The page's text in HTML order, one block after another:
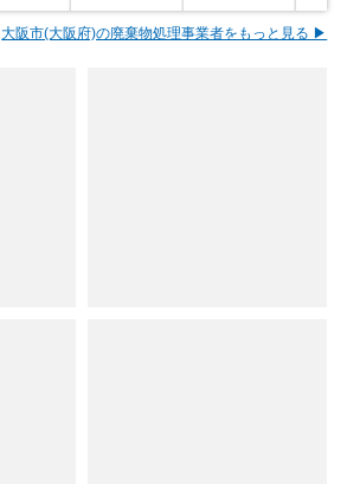
大阪市(大阪府)の廃棄物処理事業者をもっと見る ▶